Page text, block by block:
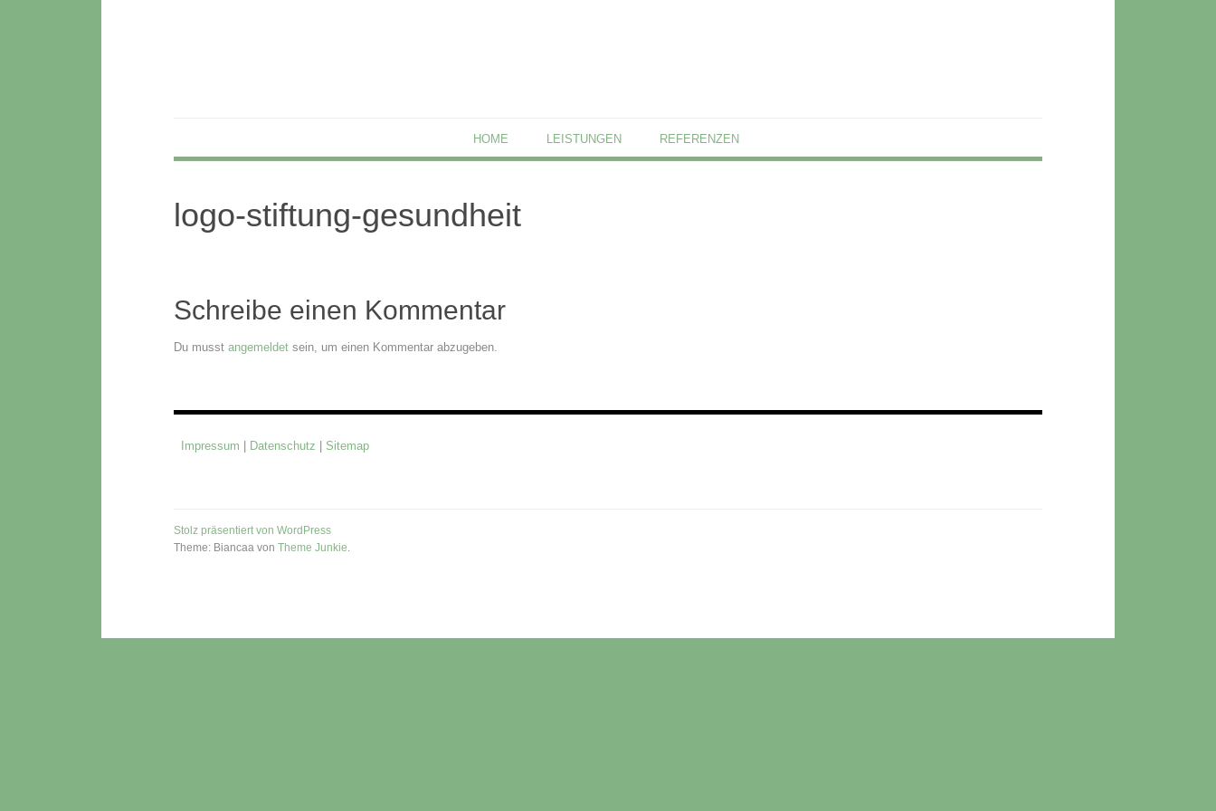
springen
HOME LEISTUNGEN REFERENZEN
logo-stiftung-gesundheit
Schreibe einen Kommentar
Du musst angemeldet sein, um einen Kommentar abzugeben.
Impressum Datenschutz Sitemap
Stolz präsentiert von WordPress
Theme: Biancaa von Theme Junkie.